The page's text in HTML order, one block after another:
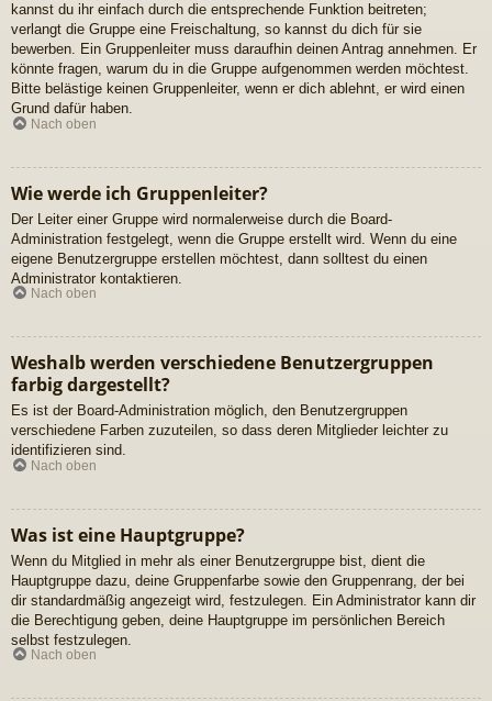
kannst du ihr einfach durch die entsprechende Funktion beitreten;
verlangt die Gruppe eine Freischaltung, so kannst du dich für sie
bewerben. Ein Gruppenleiter muss daraufhin deinen Antrag annehmen. Er
könnte fragen, warum du in die Gruppe aufgenommen werden möchtest.
Bitte belästige keinen Gruppenleiter, wenn er dich ablehnt, er wird einen
Grund dafür haben.
Nach oben
Wie werde ich Gruppenleiter?
Der Leiter einer Gruppe wird normalerweise durch die Board-
Administration festgelegt, wenn die Gruppe erstellt wird. Wenn du eine
eigene Benutzergruppe erstellen möchtest, dann solltest du einen
Administrator kontaktieren.
Nach oben
Weshalb werden verschiedene Benutzergruppen
farbig dargestellt?
Es ist der Board-Administration möglich, den Benutzergruppen
verschiedene Farben zuzuteilen, so dass deren Mitglieder leichter zu
identifizieren sind.
Nach oben
Was ist eine Hauptgruppe?
Wenn du Mitglied in mehr als einer Benutzergruppe bist, dient die
Hauptgruppe dazu, deine Gruppenfarbe sowie den Gruppenrang, der bei
dir standardmäßig angezeigt wird, festzulegen. Ein Administrator kann dir
die Berechtigung geben, deine Hauptgruppe im persönlichen Bereich
selbst festzulegen.
Nach oben